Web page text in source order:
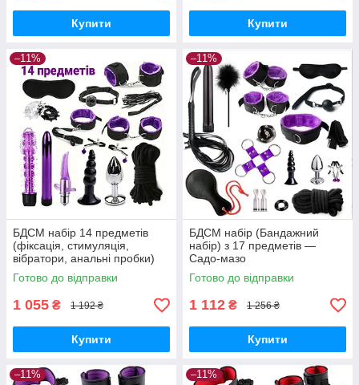
Купити Купити
–11%
БДСМ набір 14 предметів
(фіксація, стимуляція,
вібратори, анальні пробки)
Фіолетовий
Готово до відправки
1 055 ₴ 1 192 ₴
Купити
–11%
БДСМ набір (Бандажний
набір) з 17 предметів —
Садо-мазо
Готово до відправки
1 112 ₴ 1 256 ₴
Купити
–11% –11%